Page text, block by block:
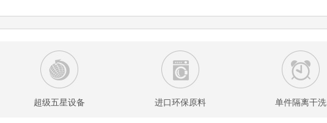
超级五星设备 进口环保原料 单件隔离干洗